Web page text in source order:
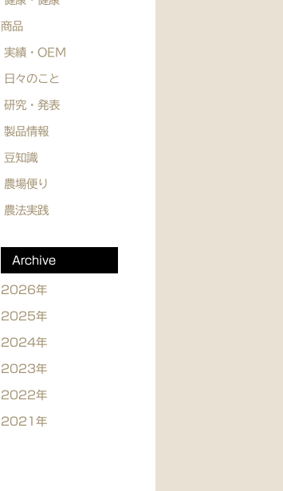
商品
実績・OEM
日々のこと
研究・発表
製品情報
豆知識
農場便り
農法実践
Archive
2026年
2025年
2024年
2023年
2022年
2021年